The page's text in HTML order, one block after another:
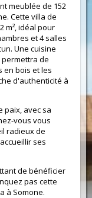
meublée de 152
Cette villa de
m², idéal pour
et 4 salles
Une cuisine
de
en bois et les
d'authenticité à
paix, avec sa
vous vous
radieux de
ses
de bénéficier
pas cette
à Somone.